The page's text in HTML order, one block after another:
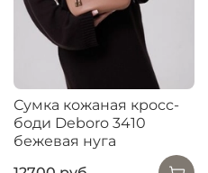
Сумка кожаная кросс-
боди Deboro 3410
бежевая нуга